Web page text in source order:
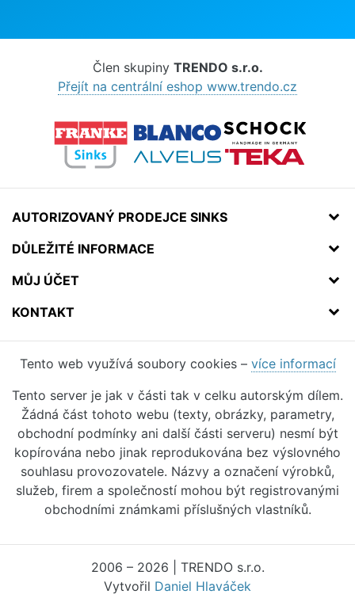
Člen skupiny TRENDO s.r.o.
Přejít na centrální eshop www.trendo.cz
AUTORIZOVANÝ PRODEJCE SINKS
DŮLEŽITÉ INFORMACE
MŮJ ÚČET
KONTAKT
Tento web využívá soubory cookies – více informací
Tento server je jak v části tak v celku autorským dílem.
Žádná část tohoto webu (texty, obrázky, parametry,
obchodní podmínky ani další části serveru) nesmí být
kopírována nebo jinak reprodukována bez výslovného
souhlasu provozovatele. Názvy a označení výrobků,
služeb, firem a společností mohou být registrovanými
obchodními známkami příslušných vlastníků.
2006 – 2026 | TRENDO s.r.o.
Vytvořil Daniel Hlaváček